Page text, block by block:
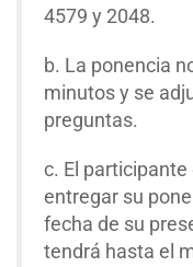
4579 y 2048.
b. La ponencia
minutos y se
preguntas.
c. El
entregar su
fecha de su
tendrá hasta el